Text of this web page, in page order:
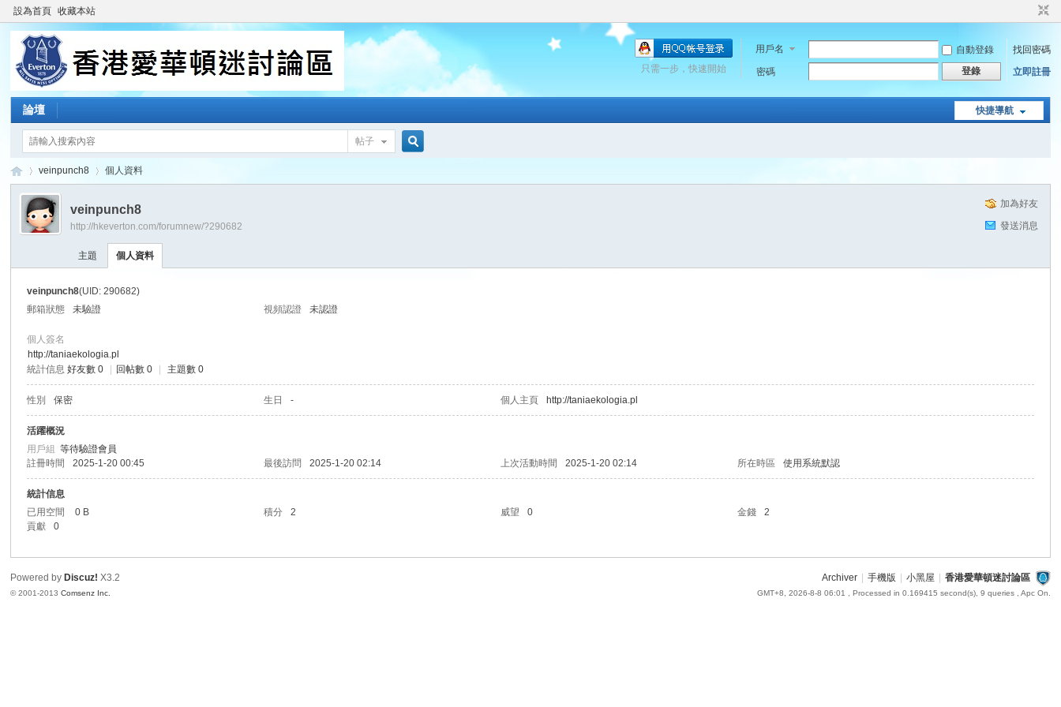
設為首頁 收藏本站
用戶名 自動登錄
找回密碼
密碼
登錄 立即註冊
只需一步，快速開始
快捷導航
論壇
帖子
›
veinpunch8 個人資料
加為好友
發送消息
veinpunch8
http://hkeverton.com/forumnew/?290682
主題 個人資料
veinpunch8(UID: 290682)
郵箱狀態
未驗證 視頻認證 未認證
個人簽名
http://taniaekologia.pl
統計信息 好友數 0 回帖數 0 主題數 0
性別 保密 生日 - 個人主頁 http://taniaekologia.pl
活躍概況
用戶組等待驗證會員
註冊時間
2025-1-20 00:45 最後訪問 2025-1-20 02:14 上次活動時間 2025-1-20 02:14 所在時區 使用系統默認
統計信息
已用空間
0 B 積分 2 威望 0 金錢
2
貢獻
0
Archiver 手機版 小黑屋 香港愛華頓迷討論區
GMT+8, 2026-8-8 06:01 , Processed in 0.169415 second(s), 9 queries , Apc On.
Powered by Discuz! X3.2
© 2001-2013Comsenz Inc.